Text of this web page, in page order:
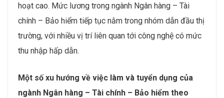
hoạt cao. Mức lương trong ngành Ngân hàng – Tài
chính – Bảo hiểm tiếp tục nằm trong nhóm dẫn đầu thị
trường, với nhiều vị trí liên quan tới công nghệ có mức
thu nhập hấp dẫn.
Một số xu hướng về việc làm và tuyển dụng của
ngành Ngân hàng – Tài chính – Bảo hiểm theo